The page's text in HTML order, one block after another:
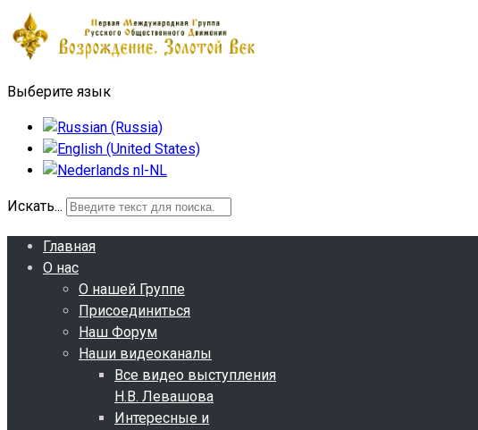
Выберите язык
Искать...
Главная
О нас
О нашей Группе
Присоединиться
Наш Форум
Наши видеоканалы
Все видео выступления
Н.В. Левашова
Интересные и